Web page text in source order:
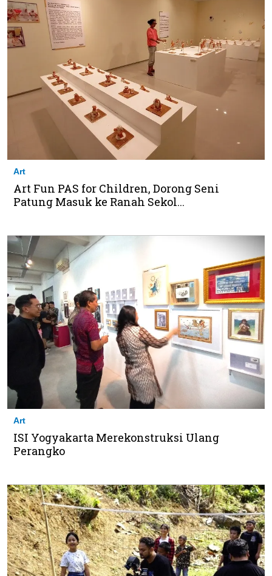
Art
Art Fun PAS for Children, Dorong Seni
Patung Masuk ke Ranah Sekol...
Art
ISI Yogyakarta Merekonstruksi Ulang
Perangko